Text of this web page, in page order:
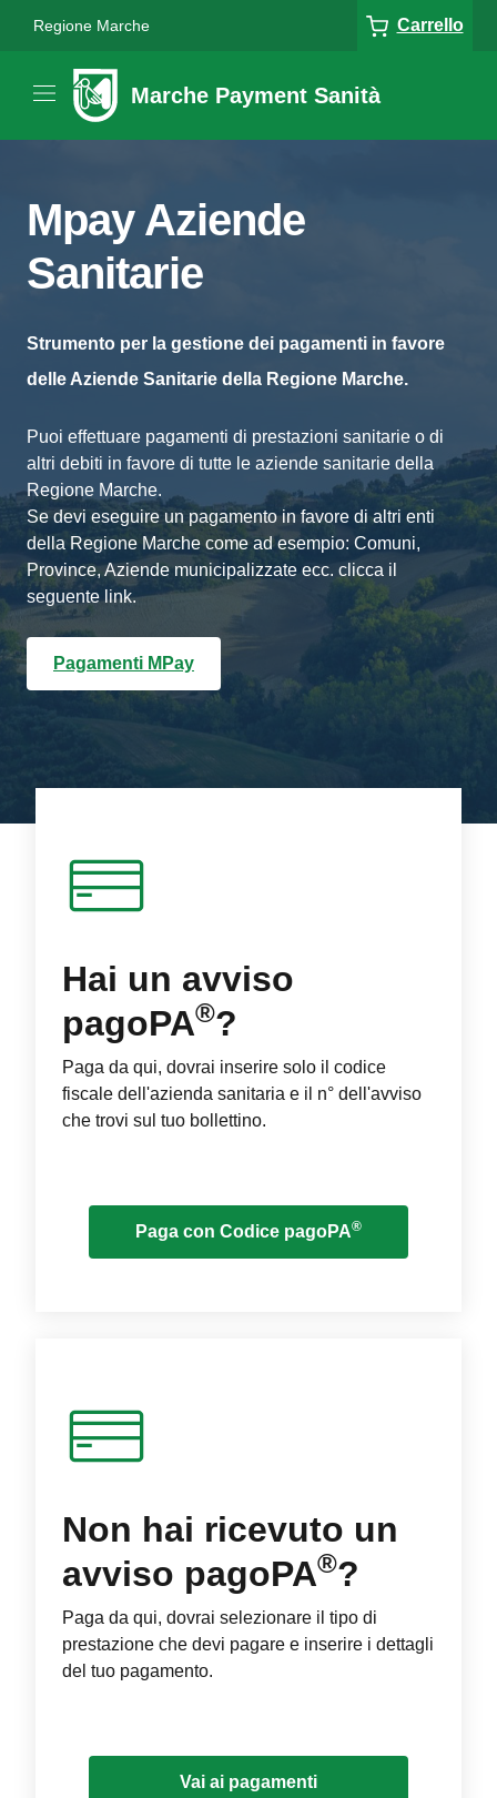
Regione Marche Carrello
Marche Payment Sanità
Mpay Aziende
Sanitarie
Strumento per la gestione dei pagamenti in favore
delle Aziende Sanitarie della Regione Marche.
Puoi effettuare pagamenti di prestazioni sanitarie o di
altri debiti in favore di tutte le aziende sanitarie della
Regione Marche.
Se devi eseguire un pagamento in favore di altri enti
della Regione Marche come ad esempio: Comuni,
Province, Aziende municipalizzate ecc. clicca il
seguente link.
Pagamenti MPay
Hai un avviso
pagoPA®?
Paga da qui, dovrai inserire solo il codice
fiscale dell'azienda sanitaria e il n° dell'avviso
che trovi sul tuo bollettino.
Paga con Codice pagoPA®
Non hai ricevuto un
avviso pagoPA®?
Paga da qui, dovrai selezionare il tipo di
prestazione che devi pagare e inserire i dettagli
del tuo pagamento.
Vai ai pagamenti